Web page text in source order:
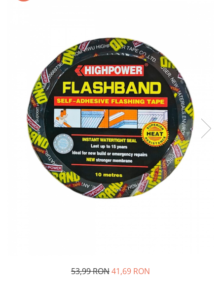
Baterii sanitare baie
Coloane de dus si seturi de dus
Odorizant toaleta
Oglinzi si mobilier baie
Bucatarie
Ascutitoare cutite
Baterii sanitare bucatarie
Cantare de bucatarie
Chiuvete bucatarie
Curatatoare legume si fructe
Cutite si seturi de cutite
Cantare electronice comerciale
53,99 RON41,69 RON